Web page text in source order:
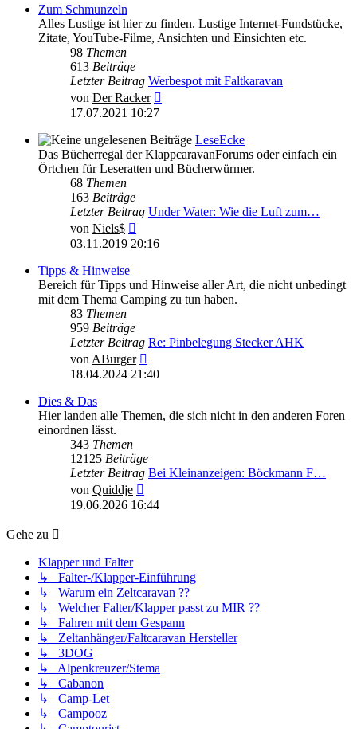
Zum Schmunzeln
Alles Lustige ist hier zu finden. Lustige Internet-Fundstücke,
Zitate, YouTube-Filme, Ansichten und Einsichten etc.
98 Themen
613 Beiträge
Letzter Beitrag Werbespot mit Faltkaravan
von Der Racker
17.07.2021 10:27
LeseEcke
Das Bücherregal der KlappcaravanForums oder einfach ein
Örtchen für Leseratten und Bücherwürmer.
68 Themen
163 Beiträge
Letzter Beitrag Under Water: Wie die Luft zum…
von Niels$
Beitrag
03.11.2019 20:16
Tipps & Hinweise
Bereich für Tipps und Hinweise aller Art, die nicht unbedingt
mit dem Thema Camping zu tun haben.
83 Themen
959 Beiträge
Letzter Beitrag Re: Pinbelegung Stecker AHK
von ABurger
Beitrag
18.04.2024 21:40
Dies & Das
Hier landen alle Themen, die sich nicht in den anderen Foren
einordnen lässt.
343 Themen
12125 Beiträge
Letzter Beitrag Bei Kleinanzeigen: Böckmann F…
von Quiddje
Beitrag
19.06.2026 16:44
Gehe zu
Klapper und Falter
↳ Falter-/Klapper-Einführung
↳ Warum ein Zeltcaravan ??
↳ Welcher Falter/Klapper passt zu MIR ??
↳ Fahren mit dem Gespann
↳ Zeltanhänger/Faltcaravan Hersteller
↳ 3DOG
↳ Alpenkreuzer/Stema
↳ Cabanon
↳ Camp-Let
↳ Campooz